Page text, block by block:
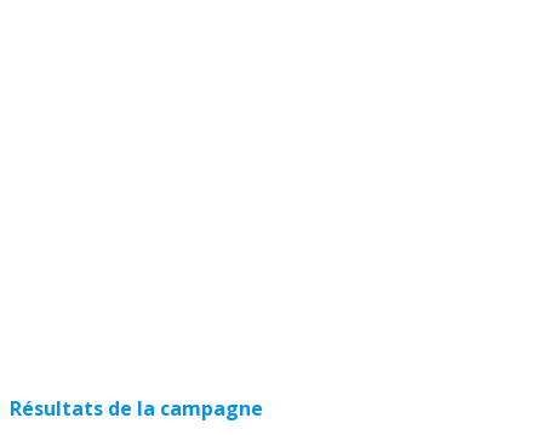
Résultats de la campagne